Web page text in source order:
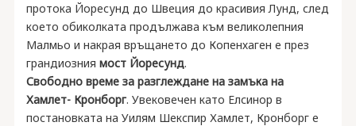
протока Йоресунд до Швеция до красивия Лунд, след
което обиколката продължава към великолепния
Малмьо и накрая връщането до Копенхаген е през
грандиозния мост Йоресунд.
Свободно време за разглеждане на замъка на
Хамлет- Кронборг. Увековечен като Елсинор в
постановката на Уилям Шекспир Хамлет, Кронборг е